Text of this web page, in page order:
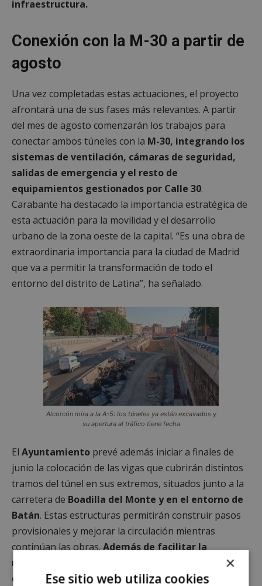
infraestructura.
Conexión con la M-30 a partir de
agosto
Una vez completadas estas actuaciones, el proyecto
afrontará una de sus fases más relevantes. A partir
del mes de agosto comenzarán los trabajos para
conectar ambos túneles con la M-30, integrando los
sistemas de ventilación, cámaras de seguridad,
salidas de emergencia y el resto de
equipamientos gestionados por Calle 30.
Carabante ha destacado la importancia estratégica de
esta actuación para la movilidad y el desarrollo
urbano de la zona oeste de la capital. “Es una obra de
extraordinaria importancia para la ciudad de Madrid
que va a permitir la transformación de todo el
entorno del distrito de Latina”, ha señalado.
Alcorcón mira a la A-5: los túneles ya están excavados y
su apertura al tráfico tiene fecha
El Ayuntamiento prevé además iniciar a finales de
junio la colocación de las vigas que cubrirán distintos
tramos del túnel en sus extremos, situados junto a la
carretera de Boadilla del Monte y en el entorno de
Batán. Estas estructuras permitirán construir pasos
provisionales y mejorar la circulación mientras
continúan las obras.Además de facilitar la
movilidad, estas cubiertas contribuirán a
disminuir el impacto acústico que los trabajos
×
Ese sitio web utiliza cookies